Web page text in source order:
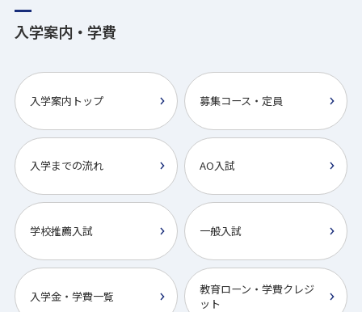
入学案内・学費
入学案内トップ 募集コース・定員
入学までの流れ AO入試
学校推薦入試 一般入試
入学金・学費一覧
教育ローン・学費クレジ
ット